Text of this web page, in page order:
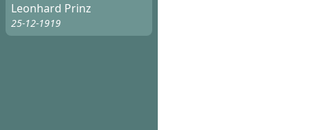
Leonhard Prinz
25-12-1919